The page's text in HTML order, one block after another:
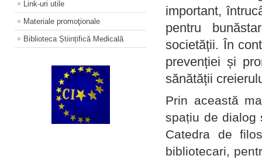
Link-uri utile
Materiale promoţionale
Biblioteca Științifică Medicală
important,
pentru
societății. În
prevenției și
sănătății
Prin această
spațiu de dialog
Catedra de
bibliotecari,